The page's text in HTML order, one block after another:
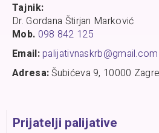
Tajnik:
Dr. Gordana Štirjan Marković
Mob. 098 842 125
Email:palijativnaskrb@gmail.com
Adresa:Šubićeva 9, 10000
Prijatelji palijative